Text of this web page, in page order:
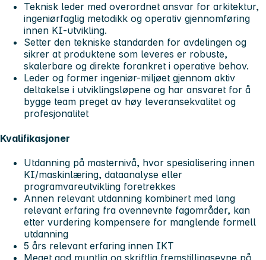
Teknisk leder med overordnet ansvar for arkitektur,
ingeniørfaglig metodikk og operativ gjennomføring
innen KI-utvikling.
Setter den tekniske standarden for avdelingen og
sikrer at produktene som leveres er robuste,
skalerbare og direkte forankret i operative behov.
Leder og former ingeniør-miljøet gjennom aktiv
deltakelse i utviklingsløpene og har ansvaret for å
bygge team preget av høy leveransekvalitet og
profesjonalitet
Kvalifikasjoner
Utdanning på masternivå, hvor spesialisering innen
KI/maskinlæring, dataanalyse eller
programvareutvikling foretrekkes
Annen relevant utdanning kombinert med lang
relevant erfaring fra ovennevnte fagområder, kan
etter vurdering kompensere for manglende formell
utdanning
5 års relevant erfaring innen IKT
Meget god muntlig og skriftlig fremstillingsevne på